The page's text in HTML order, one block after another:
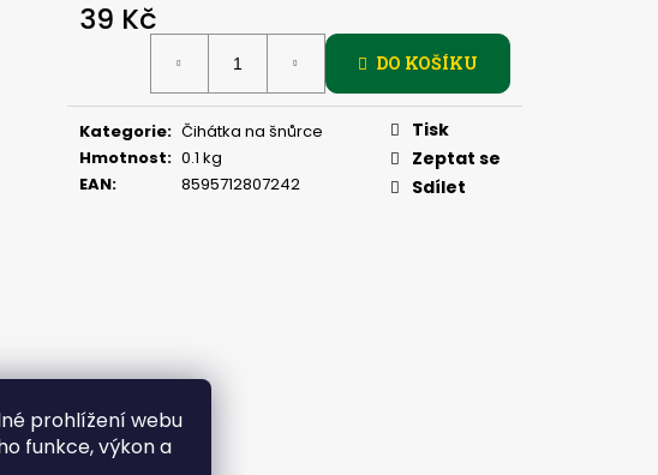
prohlížení webu
funkce, výkon a
39 Kč
DO KOŠÍKU
Kategorie: Čihátka na šnůrce
Hmotnost: 0.1 kg
EAN: 8595712807242
Tisk
Zeptat se
Sdílet
PŘED ŠPIČKU - KULIČKA 30 MM